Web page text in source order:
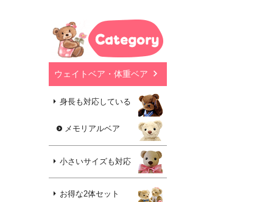
ウェイトベア・体重ベア
身長も対応している
メモリアルベア
小さいサイズも対応
お得な2体セット